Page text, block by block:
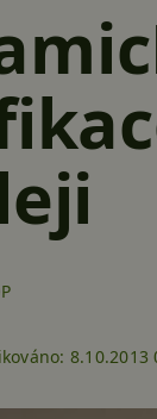
8.10.2013